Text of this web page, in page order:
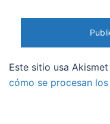
Este sitio usa
cómo se procesan